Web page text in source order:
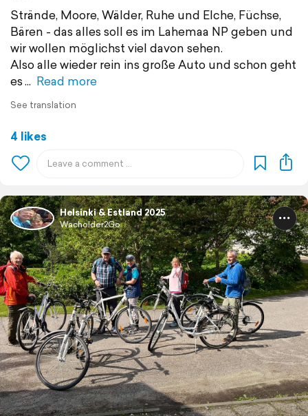
Strände, Moore, Wälder, Ruhe und Elche, Füchse,
Bären - das alles soll es im Lahemaa NP geben und
wir wollen möglichst viel davon sehen.
Also alle wieder rein ins große Auto und schon geht
es
Read more
See translation
4 likes
Helsinki & Estland 2025
Wacholder2Go